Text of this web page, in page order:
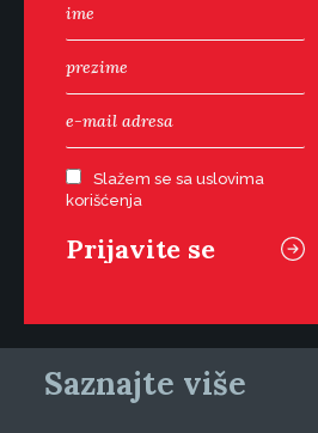
Slažem se sa uslovima
korišćenja
Saznajte više